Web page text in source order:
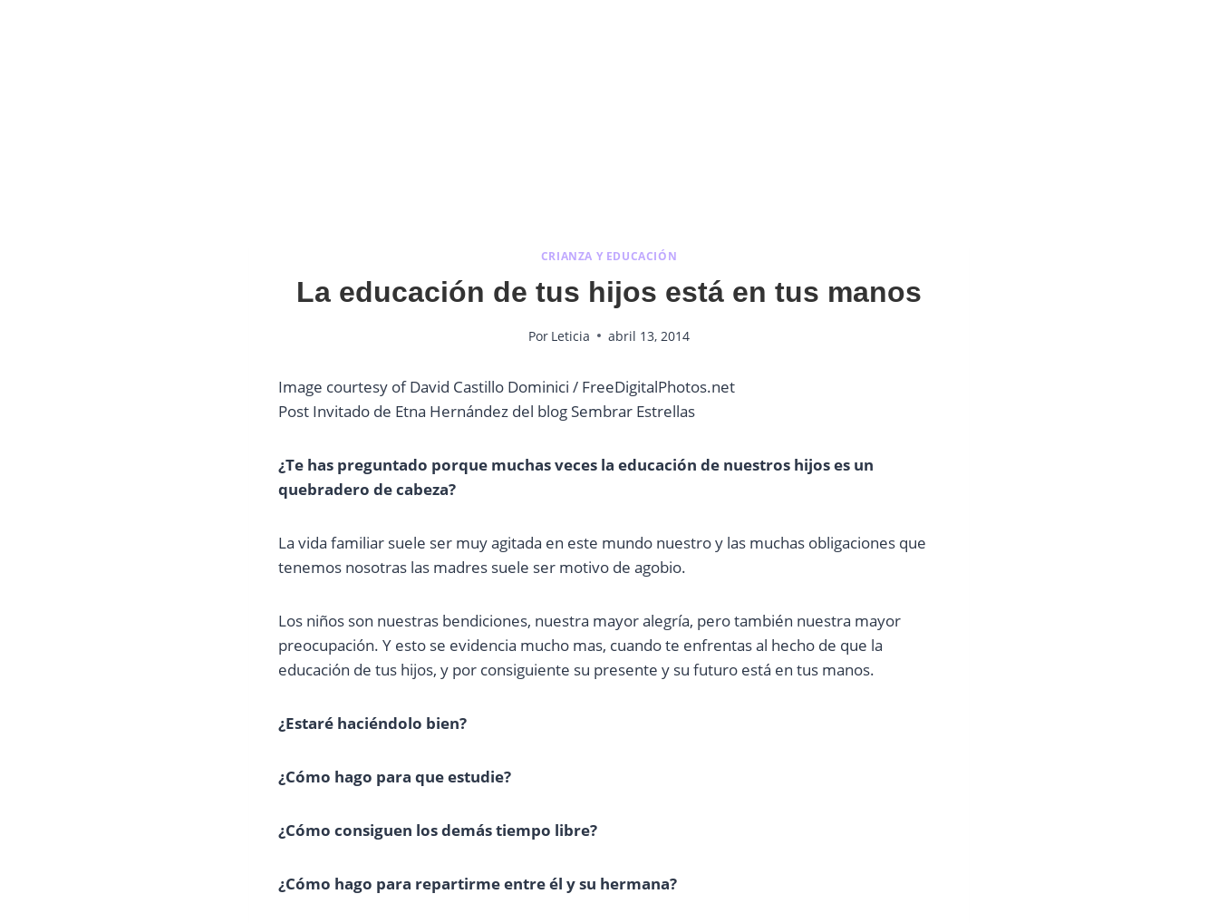
CRIANZA Y EDUCACIÓN
La educación de tus hijos está en tus manos
Por Leticia abril 13, 2014
Image courtesy of David Castillo Dominici / FreeDigitalPhotos.net
Post Invitado de Etna Hernández del blog Sembrar Estrellas
¿Te has preguntado porque muchas veces la educación de nuestros hijos es un
quebradero de cabeza?
La vida familiar suele ser muy agitada en este mundo nuestro y las muchas obligaciones que
tenemos nosotras las madres suele ser motivo de agobio.
Los niños son nuestras bendiciones, nuestra mayor alegría, pero también nuestra mayor
preocupación. Y esto se evidencia mucho mas, cuando te enfrentas al hecho de que la
educación de tus hijos, y por consiguiente su presente y su futuro está en tus manos.
¿Estaré haciéndolo bien?
¿Cómo hago para que estudie?
¿Cómo consiguen los demás tiempo libre?
¿Cómo hago para repartirme entre él y su hermana?